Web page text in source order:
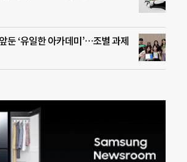
둔 ‘유일한 아카데미’…조별 과제